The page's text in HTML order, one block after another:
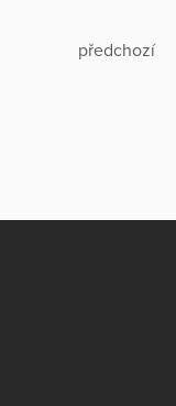
předchozí